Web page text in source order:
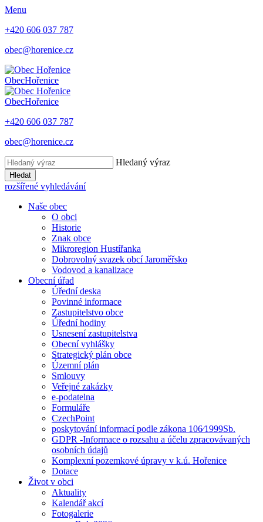
Menu
+420 606 037 787
obec@horenice.cz
ObecHořenice
ObecHořenice
+420 606 037 787
obec@horenice.cz
Hledaný výraz
Hledat
rozšířené vyhledávání
Naše obec
O obci
Historie
Znak obce
Mikroregion Hustířanka
Dobrovolný svazek obcí Jaroměřsko
Vodovod a kanalizace
Obecní úřad
Úřední deska
Povinné informace
Zastupitelstvo obce
Úřední hodiny
Usnesení zastupitelstva
Obecní vyhlášky
Strategický plán obce
Územní plán
Smlouvy
Veřejné zakázky
e-podatelna
Formuláře
CzechPoint
poskytování informací podle zákona 106⁄1999Sb.
GDPR -Informace o rozsahu a účelu zpracovávaných
osobních údajů
Komplexní pozemkové úpravy v k.ú. Hořenice
Dotace
Život v obci
Aktuality
Kalendář akcí
Fotogalerie